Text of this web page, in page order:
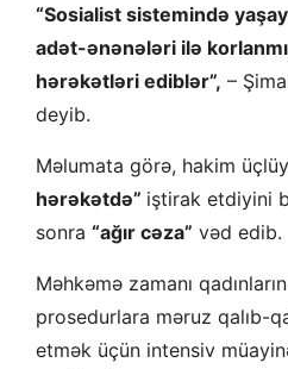
“Sosialist sistemində
adət-ənənələri ilə
hərəkətləri ediblər”, –
deyib.
Məlumata görə, hakim
hərəkətdə” iştirak etdiyini
sonra “ağır cəza” vəd edib.
Məhkəmə zamanı
prosedurlara məruz qalıb-
etmək üçün intensiv